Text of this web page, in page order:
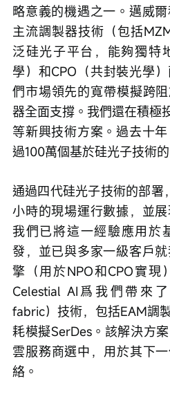
略意義的機遇之一。邁威
主流調製器技術（包括
泛硅光子平台，能夠獨特
學）和CPO（共封裝光學
們市場領先的寬帶模擬跨
器全面支撐。我們還在積極
等新興技術方案。過去十
過100萬個基於硅光子技術的
通過四代硅光子技術的部署
小時的現場運行數據，並
我們已將這一經驗應用於
發，並已與多家一級客戶
擎（用於NPO和CPO實現
Celestial AI爲我們帶來
fabric）技術，包括EAM調
耗模擬SerDes。該解決方
雲服務商選中，用於其下
絡。